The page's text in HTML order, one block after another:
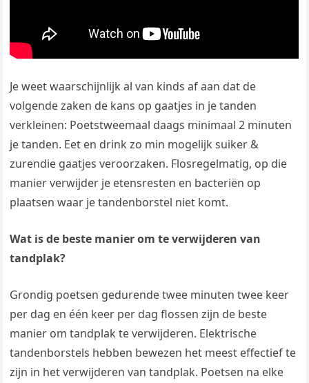
Je weet waarschijnlijk al van kinds af aan dat de
volgende zaken de kans op gaatjes in je tanden
verkleinen: Poetstweemaal daags minimaal 2 minuten
je tanden. Eet en drink zo min mogelijk suiker &
zurendie gaatjes veroorzaken. Flosregelmatig, op die
manier verwijder je etensresten en bacteriën op
plaatsen waar je tandenborstel niet komt.
Wat is de beste manier om te verwijderen van
tandplak?
Grondig poetsen gedurende twee minuten twee keer
per dag en één keer per dag flossen zijn de beste
manier om tandplak te verwijderen. Elektrische
tandenborstels hebben bewezen het meest effectief te
zijn in het verwijderen van tandplak. Poetsen na elke